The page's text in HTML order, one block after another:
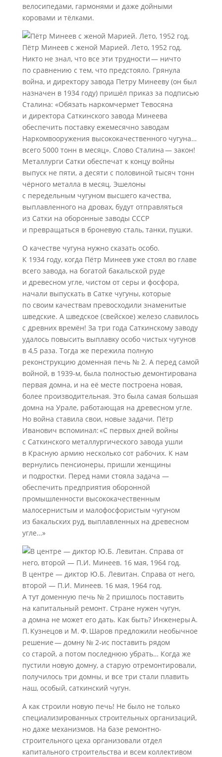
велосипедами, гармонями и даже дойными
коровами и тёлками.
Пётр Минеев с женой Марией. Лето, 1952 год.
Никто не знал, что все эти трудности — ничто
по сравнению с тем, что предстояло. Грянула
война, и директору завода Петру Минееву (он был
назначен в 1934 году) пришёл приказ за подписью
Сталина: «Обязать наркомчермет Тевосяна
и директора Саткинского завода Минеева
обеспечить поставку ежемесячно заводам
Наркомвооружения высококачественного чугуна…
всего 5000 тонн в месяц». Слово Сталина — закон!
Металлурги Сатки обеспечат к концу войны
выпуск не пяти, а десяти с половиной тысяч тонн
чёрного металла в месяц. Эшелоны
с передельным чугуном высшего качества,
выплавленного на дровах, будут отправляться
из Сатки на оборонные заводы СССР
и превращаться в броневую сталь, танки, пушки.
О качестве чугуна нужно сказать особо.
К 1934 году, когда Пётр Минеев уже стоял во главе
всего завода, на богатой бакальской руде
и древесном угле, чистом от серы и фосфора,
начали выпускать в Сатке чугуны, которые
по своим качествам превосходили знаменитые
шведские. А шведское (свейское) железо славилось
с древних времён! За три года Саткинскому заводу
удалось повысить выплавку особо чистых чугунов
в 4,5 раза. Тогда же пережила полную
реконструкцию доменная печь № 2. А перед самой
войной, в 1939-м, была полностью демонтирована
первая домна, и на её месте построена новая,
более производительная. Это была самая большая
домна на Урале, работающая на древесном угле.
Но война ставила свои, новые задачи. Пётр
Иванович вспоминал: «С первых дней войны
с Саткинского металлургического завода ушли
в Красную армию несколько сот рабочих. К нам
вернулись пенсионеры, пришли женщины
и подростки. Перед нами стояла задача —
обеспечить предприятия оборонной
промышленности высококачественным
малосернистым и малофосфористым чугуном
из бакальских руд, выплавленных на древесном
угле…»
В центре — диктор Ю.Б. Левитан. Справа от него,
второй — П.И. Минеев. 16 мая, 1964 год.
А тут доменную печь № 2 пришлось поставить
на капитальный ремонт. Стране нужен чугун,
а домна не может его дать. Как быть? Инженеры А.
П. Кузнецов и М. Ф. Шаров предложили необычное
решение — домну № 2‑ис поставить рядом
со старой, а потом последнюю убрать… Когда же
пустили новую домну, а старую отремонтировали,
получилось три домны, и все три стали плавить
наш, особый, саткинский чугун.
А как строили новую печь! Не было не только
специализированных строительных организаций,
но даже механизмов. На базе ремонтно-
строительного цеха организовали отдел
капитального строительства и всем коллективом